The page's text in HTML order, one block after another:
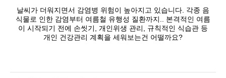
날씨가 더워지면서 감염병 위험이 높아지고 있습니다. 각종 음
식물로 인한 감염부터 여름철 유행성 질환까지.. 본격적인 여름
이 시작되기 전에 손씻기, 개인위생 관리, 규칙적인 식습관 등
개인 건강관리 계획을 세워보는건 어떨까요?